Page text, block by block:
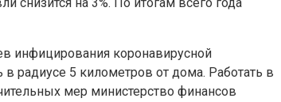
снизится на 3%. По итогам всего года
инфицирования коронавирусной
радиусе 5 километров от дома. Работать в
мер министерство финансов